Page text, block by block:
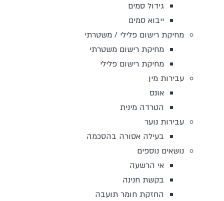
גידול סמים
ייבוא סמים
מחיקת רישום פלילי / משטרתי
מחיקת רישום משטרתי
מחיקת רישום פלילי
עבירות מין
אונס
הטרדה מינית
עבירות נוער
בעילה אסורה בהסכמה
נושאים נוספים
אי הרשעה
בקשת חנינה
החזקת חומר תועבה